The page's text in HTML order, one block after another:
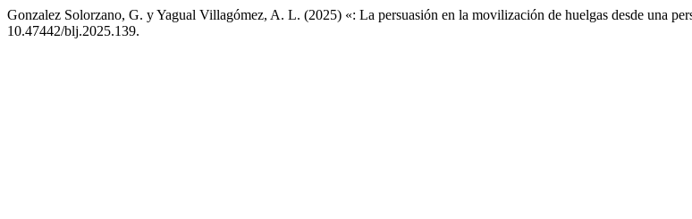
Gonzalez Solorzano, G. y Yagual Villagómez, A. L. (2025) «: La persuasión en la movilización de huelgas desde una
10.47442/blj.2025.139.